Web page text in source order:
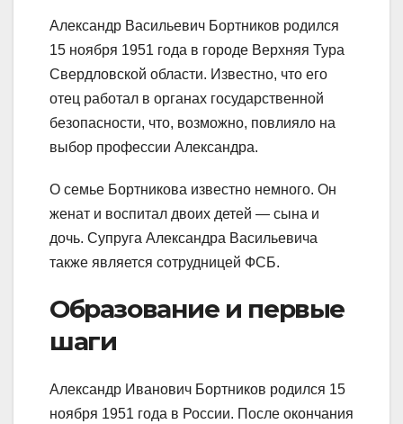
Александр Васильевич Бортников родился
15 ноября 1951 года в городе Верхняя Тура
Свердловской области. Известно, что его
отец работал в органах государственной
безопасности, что, возможно, повлияло на
выбор профессии Александра.
О семье Бортникова известно немного. Он
женат и воспитал двоих детей — сына и
дочь. Супруга Александра Васильевича
также является сотрудницей ФСБ.
Образование и первые
шаги
Александр Иванович Бортников родился 15
ноября 1951 года в России. После окончания